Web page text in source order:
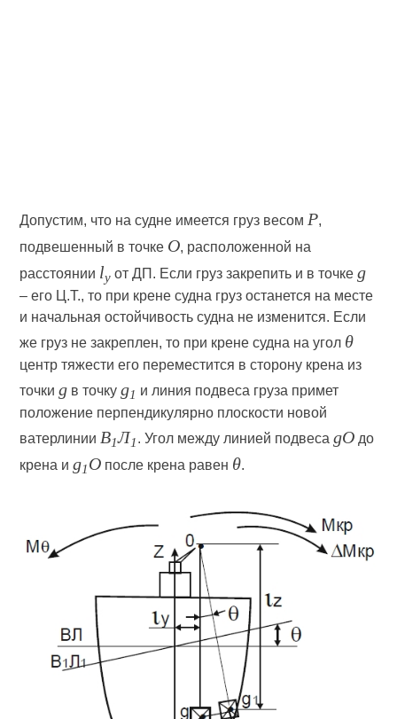
Допустим, что на судне имеется груз весом P,
подвешенный в точке О, расположенной на
расстоянии lу от ДП. Если груз закрепить и в точкеg
– его Ц.Т., то при крене судна груз останется на месте
и начальная остойчивость судна не изменится. Если
же груз не закреплен, то при крене судна на угол θ
центр тяжести его переместится в сторону крена из
точкиg в точкуg1 и линия подвеса груза примет
положение перпендикулярно плоскости новой
ватерлинии В1Л1. Угол между линией подвесаgO до
крена иg1O после крена равен θ.